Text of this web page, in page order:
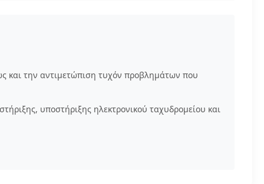
και την αντιμετώπιση τυχόν προβλημάτων που
υποστήριξης ηλεκτρονικού ταχυδρομείου και